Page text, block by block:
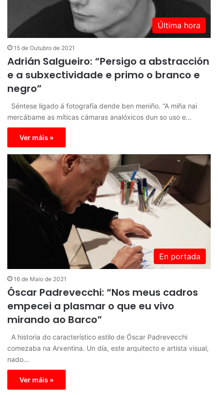
Última hora
15 de Outubro de 2021
Adrián Salgueiro: “Persigo a abstracción
e a subxectividade e primo o branco e
negro”
Séntese ligado á fotografía dende ben meniño. “A miña nai
mercábame as míticas cámaras analóxicos dun so uso e…
Ver máis »
En portada
16 de Maio de 2021
Óscar Padrevecchi: “Nos meus cadros
empecei a plasmar o que eu vivo
mirando ao Barco”
A historia do característico estilo de Óscar Padrevecchi
comezaba na Arxentina. Un día, este arquitecto e artista visual,
nado…
Ver máis »